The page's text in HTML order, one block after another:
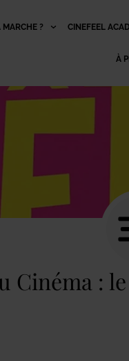
? CINEFEEL
À
Cinéma :